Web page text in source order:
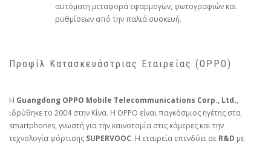
αυτόματη μεταφορά εφαρμογών, φωτογραφιών και
ρυθμίσεων από την παλιά συσκευή.
Προφίλ Κατασκευάστριας Εταιρείας (OPPO)
Η Guangdong OPPO Mobile Telecommunications Corp., Ltd.,
ιδρύθηκε το 2004 στην Κίνα. Η OPPO είναι παγκόσμιος ηγέτης στα
smartphones, γνωστή για την καινοτομία στις κάμερες και την
τεχνολογία φόρτισης SUPERVOOC. Η εταιρεία επενδύει σε R&D με